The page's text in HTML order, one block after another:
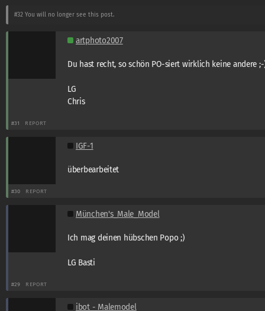
#32 You will no longer see this post.
artphoto2007
Du hast recht, so schön PO-siert wirklich keine andere
LG
Chris
#31 REPORT
IGF-1
überbearbeitet
#30 REPORT
München's_Male_Model
Ich mag deinen hübschen Popo ;)
LG Basti
#29 REPORT
ibot - Malemodel